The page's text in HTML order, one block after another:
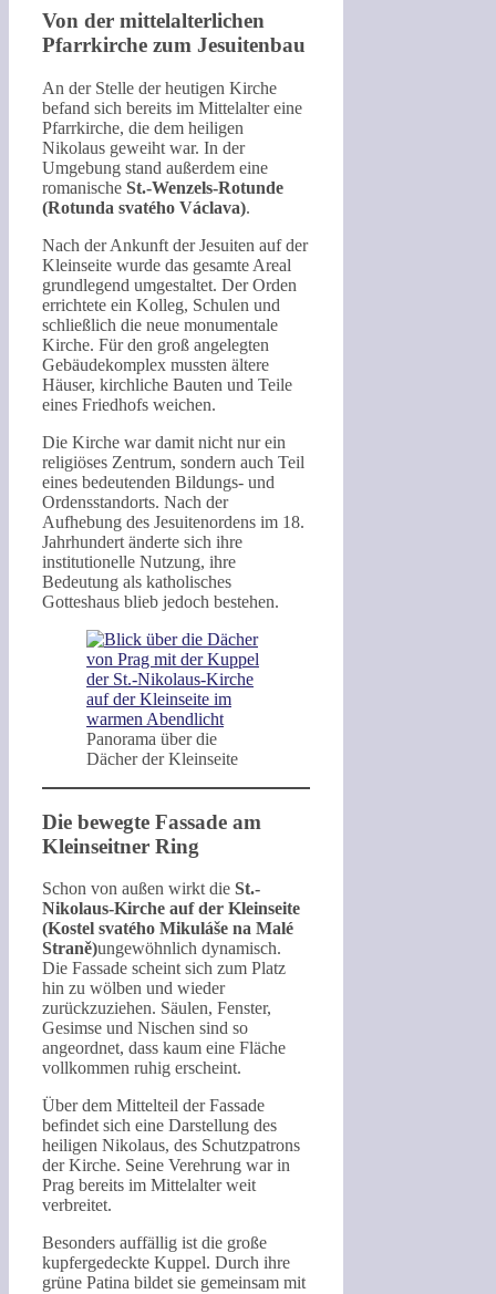
Von der mittelalterlichen
Pfarrkirche zum Jesuitenbau
An der Stelle der heutigen Kirche
befand sich bereits im Mittelalter eine
Pfarrkirche, die dem heiligen
Nikolaus geweiht war. In der
Umgebung stand außerdem eine
romanische St.-Wenzels-Rotunde
(Rotunda svatého Václava).
Nach der Ankunft der Jesuiten auf der
Kleinseite wurde das gesamte Areal
grundlegend umgestaltet. Der Orden
errichtete ein Kolleg, Schulen und
schließlich die neue monumentale
Kirche. Für den groß angelegten
Gebäudekomplex mussten ältere
Häuser, kirchliche Bauten und Teile
eines Friedhofs weichen.
Die Kirche war damit nicht nur ein
religiöses Zentrum, sondern auch Teil
eines bedeutenden Bildungs- und
Ordensstandorts. Nach der
Aufhebung des Jesuitenordens im 18.
Jahrhundert änderte sich ihre
institutionelle Nutzung, ihre
Bedeutung als katholisches
Gotteshaus blieb jedoch bestehen.
Panorama über die
Dächer der Kleinseite
Die bewegte Fassade am
Kleinseitner Ring
Schon von außen wirkt die St.-
Nikolaus-Kirche auf der Kleinseite
(Kostel svatého Mikuláše na Malé
Straně)ungewöhnlich dynamisch.
Die Fassade scheint sich zum Platz
hin zu wölben und wieder
zurückzuziehen. Säulen, Fenster,
Gesimse und Nischen sind so
angeordnet, dass kaum eine Fläche
vollkommen ruhig erscheint.
Über dem Mittelteil der Fassade
befindet sich eine Darstellung des
heiligen Nikolaus, des Schutzpatrons
der Kirche. Seine Verehrung war in
Prag bereits im Mittelalter weit
verbreitet.
Besonders auffällig ist die große
kupfergedeckte Kuppel. Durch ihre
grüne Patina bildet sie gemeinsam mit